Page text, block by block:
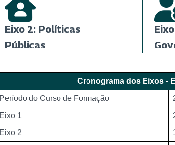
Eixo 2: Políticas
Públicas
Cronograma dos Eixos -
Período do Curso de Formação
Eixo 1
Eixo 2